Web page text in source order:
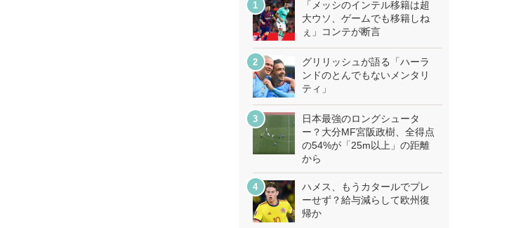
「メッシのインテル移籍は超
大ウソ、ゲームでも移籍しね
ぇ」コンテが断言
グリリッシュが語る「ハーラ
ンドのとんでもないメンタリ
ティ」
日本最強のロングシュータ
ー？大分MF宮阪政樹、全得点
の54%が「25m以上」の距離
から
ハメス、もうカタールでプレ
ーせず？給与減らして欧州復
帰か